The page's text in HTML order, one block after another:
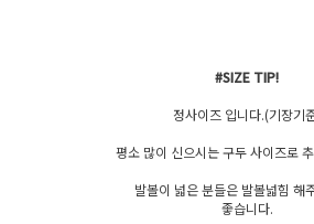
#SIZE TIP!
정사이즈 입니다.(기장기
평소 많이 신으시는 구두 사이즈로
발볼이 넓은 분들은 발볼넓힘 해
좋습니다.